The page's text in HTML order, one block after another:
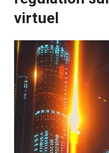
virtuel